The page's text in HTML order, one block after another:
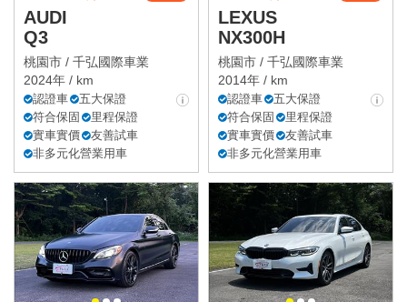
AUDI
Q3
桃園市 / 千弘國際車業
2024年 / km
認證車
五大保證
符合保固
里程保證
實車實價
友善試車
非多元化營業用車
LEXUS
NX300H
桃園市 / 千弘國際車業
2014年 / km
認證車
五大保證
符合保固
里程保證
實車實價
友善試車
非多元化營業用車